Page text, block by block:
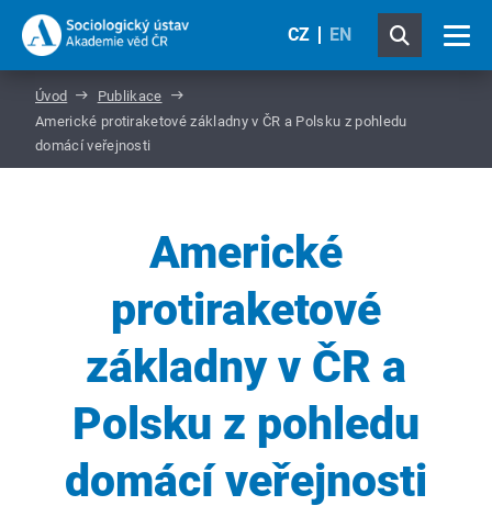
CZ EN
Úvod
Publikace
Americké protiraketové základny v ČR a Polsku z pohledu
domácí veřejnosti
Americké
protiraketové
základny v ČR a
Polsku z pohledu
domácí veřejnosti